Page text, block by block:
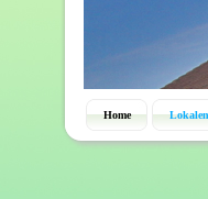
Home Lokalen